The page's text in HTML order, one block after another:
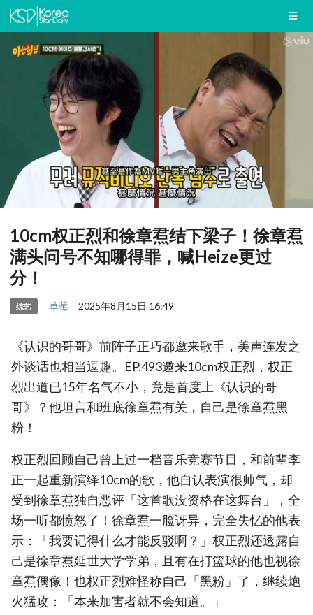
10cm权正烈和徐章焄结下梁子！徐章焄
满头问号不知哪得罪，喊Heize更过
分！
综艺 草莓 2025年8月15日 16:49
《认识的哥哥》前阵子正巧都邀来歌手，美声连发之
外谈话也相当逗趣。EP.493邀来10cm权正烈，权正
烈出道已15年名气不小，竟是首度上《认识的哥
哥》？他坦言和班底徐章焄有关，自己是徐章焄黑
粉！
权正烈回顾自己曾上过一档音乐竞赛节目，和前辈李
正一起重新演绎10cm的歌，他自认表演很帅气，却
受到徐章焄独自恶评「这首歌没资格在这舞台」，全
场一听都愤怒了！徐章焄一脸讶异，完全失忆的他表
示：「我要记得什么才能反驳啊？」权正烈还透露自
己是徐章焄延世大学学弟，且有在打篮球的他也视徐
章焄偶像！也权正烈难怪称自己「黑粉」了，继续炮
火猛攻：「本来加害者就不会知道。」